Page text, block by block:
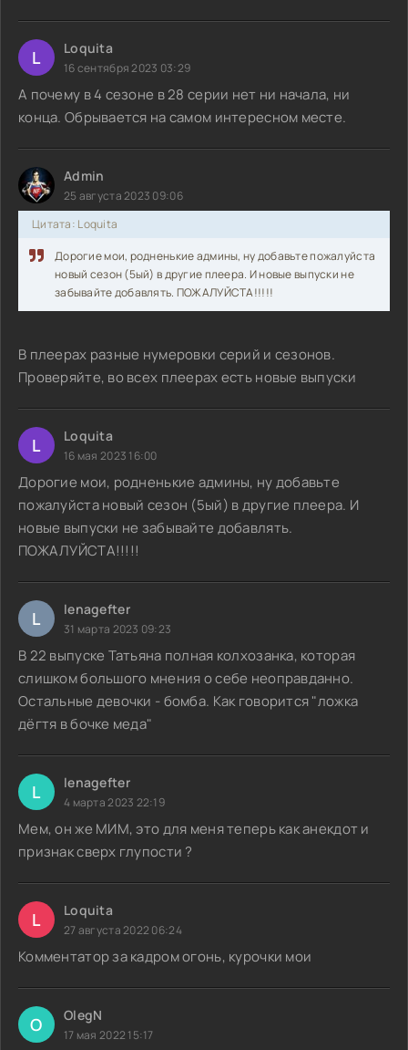
L Loquita
16 сентября 2023 03:29
А почему в 4 сезоне в 28 серии нет ни начала, ни
конца. Обрывается на самом интересном месте.
Admin
25 августа 2023 09:06
Цитата: Loquita
Дорогие мои, родненькие админы, ну добавьте пожалуйста
новый сезон (5ый) в другие плеера. И новые выпуски не
забывайте добавлять. ПОЖАЛУЙСТА!!!!!
В плеерах разные нумеровки серий и сезонов.
Проверяйте, во всех плеерах есть новые выпуски
L Loquita
16 мая 2023 16:00
Дорогие мои, родненькие админы, ну добавьте
пожалуйста новый сезон (5ый) в другие плеера. И
новые выпуски не забывайте добавлять.
ПОЖАЛУЙСТА!!!!!
L lenagefter
31 марта 2023 09:23
В 22 выпуске Татьяна полная колхозанка, которая
слишком большого мнения о себе неоправданно.
Остальные девочки - бомба. Как говорится "ложка
дёгтя в бочке меда"
L lenagefter
4 марта 2023 22:19
Мем, он же МИМ, это для меня теперь как анекдот и
признак сверх глупости ?
L Loquita
27 августа 2022 06:24
Комментатор за кадром огонь, курочки мои
O OlegN
17 мая 2022 15:17